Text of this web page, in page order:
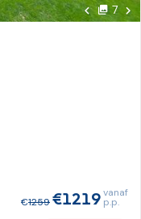
Vorige
7
foto's
1259 1219vanaf
p.p.